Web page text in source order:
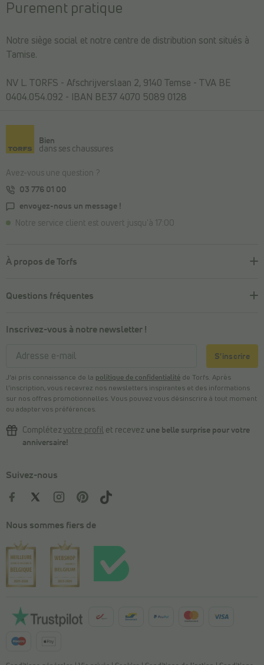
Purement pratique
Notre siège social et notre centre de distribution sont situés à
Tamise.
NV L. TORFS - Afschrijverslaan 2, 9140 Temse - TVA BE
0404.054.092 - IBAN BE37 4070 5089 0128
Bien
dans ses chaussures
Avez-vous une question ?
03 776 01 00
envoyez-nous un message !
Notre service client est ouvert jusqu'à 17:00
À propos de Torfs
Questions fréquentes
Inscrivez-vous à notre newsletter !
S'inscrire
J’ai pris connaissance de la politique de confidentialité de Torfs. Après
l’inscription, vous recevrez nos newsletters inspirantes et des informations
sur nos offres promotionnelles. Vous pouvez vous désinscrire à tout moment
ou adapter vos préférences.
Complétez votre profil et recevez une belle surprise pour votre
anniversaire!
Suivez-nous
Nous sommes fiers de